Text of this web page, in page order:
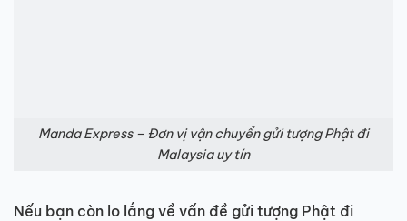
Manda Express – Đơn vị vận chuyển gửi tượng Phật đi
Malaysia uy tín
Nếu bạn còn lo lắng về vấn đề gửi tượng Phật đi